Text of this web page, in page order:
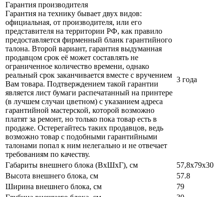
Гарантия производителя
Гарантия на технику бывает двух видов:
официальная, от производителя, или его
представителя на территории РФ, как правило
предоставляется фирменный бланк гарантийного
талона. Второй вариант, гарантия выдуманная
продавцом срок её может составлять не
ограниченное количество времени, однако
реальный срок заканчивается вместе с вручением
Вам товара. Подтверждением такой гарантии
является лист бумаги распечатанный на принтере
(в лучшем случаи цветном) с указанием адреса
гарантийной мастерской, которой возможно
платят за ремонт, но только пока товар есть в
продаже. Остерегайтесь таких продавцов, ведь
возможно товар с подобными гарантийными
талонами попал к ним нелегально и не отвечает
требованиям по качеству.
3 года
Габариты внешнего блока (ВхШхГ), см
57,8x79x30
Высота внешнего блока, см
57.8
Ширина внешнего блока, см
79